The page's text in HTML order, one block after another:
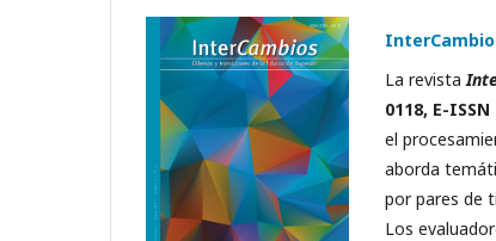
La revista
0118, E-ISSN
el
aborda
por pares de
Los